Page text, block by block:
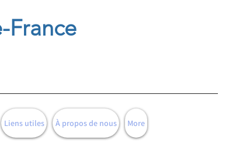
France
Liens utiles À propos de nous More